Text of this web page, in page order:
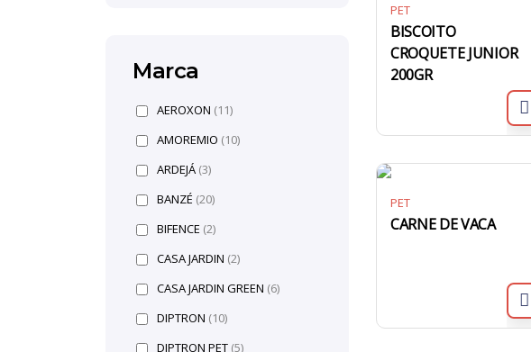
PET
BISCOITO
CROQUETE JUNIOR
200GR
PET
CARNE DE VACA
Marca
AEROXON (11)
AMOREMIO (10)
ARDEJÁ (3)
BANZÉ (20)
BIFENCE (2)
CASA JARDIN (2)
CASA JARDIN GREEN (6)
DIPTRON (10)
DIPTRON PET (5)